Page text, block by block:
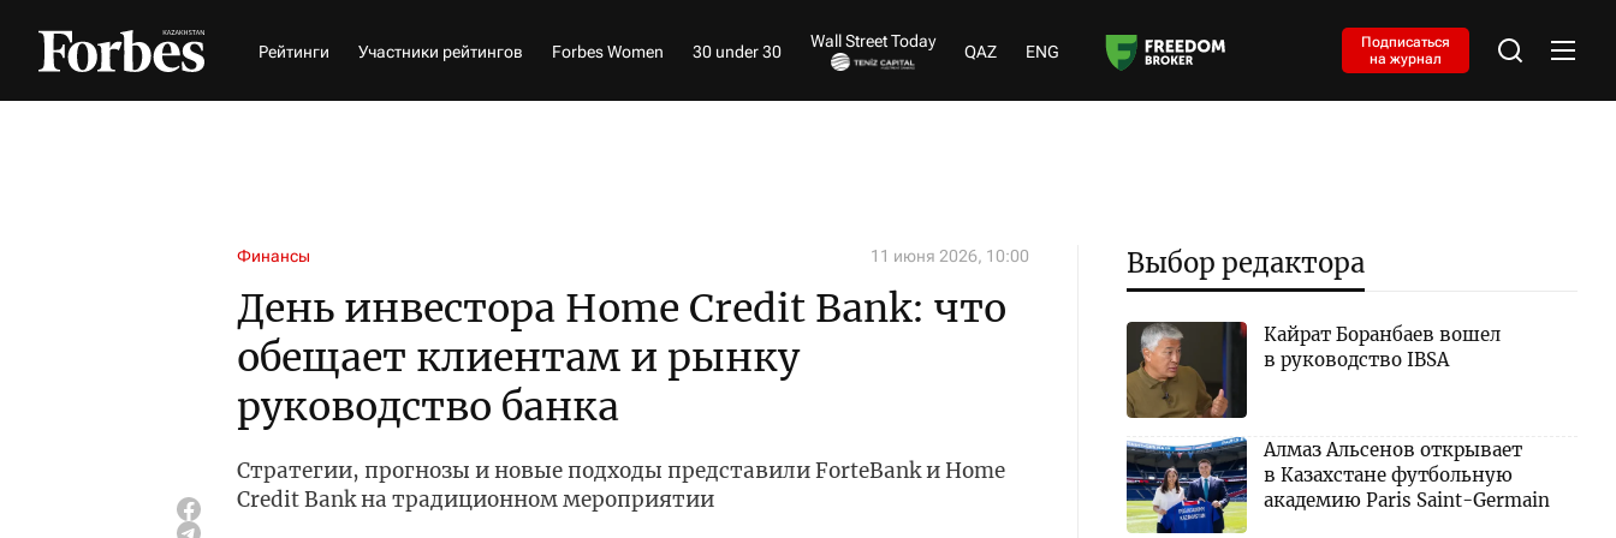
Рейтинги Участники рейтингов Forbes Women 30 under 30
Wall Street Today
QAZ ENG
Подписаться
на журнал
Финансы 11 июня 2026, 10:00
День инвестора Home Credit Bank: что
обещает клиентам и рынку
руководство банка
Стратегии, прогнозы и новые подходы представили ForteBank и Home
Credit Bank на традиционном мероприятии
Выбор редактора
Кайрат Боранбаев вошел
в руководство IBSA
Алмаз Альсенов открывает
в Казахстане футбольную
академию Paris Saint-Germain